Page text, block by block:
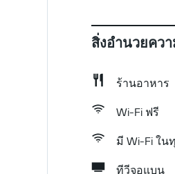
สิ่งอำนวยคว
ร้านอาหาร
Wi-Fi ฟรี
มี Wi-Fi ใน
ทีวีจอแบน